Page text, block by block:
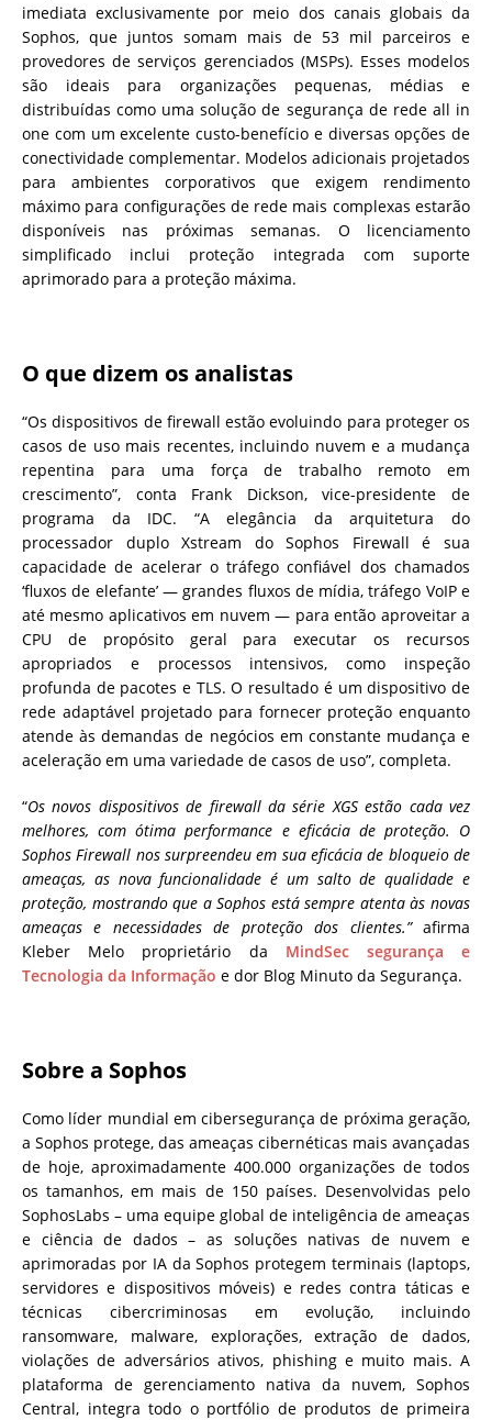
imediata exclusivamente por meio dos canais globais da
Sophos, que juntos somam mais de 53 mil parceiros e
provedores de serviços gerenciados (MSPs). Esses modelos
são ideais para organizações pequenas, médias e
distribuídas como uma solução de segurança de rede all in
one com um excelente custo-benefício e diversas opções de
conectividade complementar. Modelos adicionais projetados
para ambientes corporativos que exigem rendimento
máximo para configurações de rede mais complexas estarão
disponíveis nas próximas semanas. O licenciamento
simplificado inclui proteção integrada com suporte
aprimorado para a proteção máxima.
O que dizem os analistas
“Os dispositivos de firewall estão evoluindo para proteger os
casos de uso mais recentes, incluindo nuvem e a mudança
repentina para uma força de trabalho remoto em
crescimento”, conta Frank Dickson, vice-presidente de
programa da IDC. “A elegância da arquitetura do
processador duplo Xstream do Sophos Firewall é sua
capacidade de acelerar o tráfego confiável dos chamados
‘fluxos de elefante’ — grandes fluxos de mídia, tráfego VoIP e
até mesmo aplicativos em nuvem — para então aproveitar a
CPU de propósito geral para executar os recursos
apropriados e processos intensivos, como inspeção
profunda de pacotes e TLS. O resultado é um dispositivo de
rede adaptável projetado para fornecer proteção enquanto
atende às demandas de negócios em constante mudança e
aceleração em uma variedade de casos de uso”, completa.
“Os novos dispositivos de firewall da série XGS estão cada vez
melhores, com ótima performance e eficácia de proteção. O
Sophos Firewall nos surpreendeu em sua eficácia de bloqueio de
ameaças, as nova funcionalidade é um salto de qualidade e
proteção, mostrando que a Sophos está sempre atenta às novas
ameaças e necessidades de proteção dos clientes.” afirma
Kleber Melo proprietário da MindSec segurança e
Tecnologia da Informação e dor Blog Minuto da Segurança.
Sobre a Sophos
Como líder mundial em cibersegurança de próxima geração,
a Sophos protege, das ameaças cibernéticas mais avançadas
de hoje, aproximadamente 400.000 organizações de todos
os tamanhos, em mais de 150 países. Desenvolvidas pelo
SophosLabs – uma equipe global de inteligência de ameaças
e ciência de dados – as soluções nativas de nuvem e
aprimoradas por IA da Sophos protegem terminais (laptops,
servidores e dispositivos móveis) e redes contra táticas e
técnicas cibercriminosas em evolução, incluindo
ransomware, malware, explorações, extração de dados,
violações de adversários ativos, phishing e muito mais. A
plataforma de gerenciamento nativa da nuvem, Sophos
Central, integra todo o portfólio de produtos de primeira